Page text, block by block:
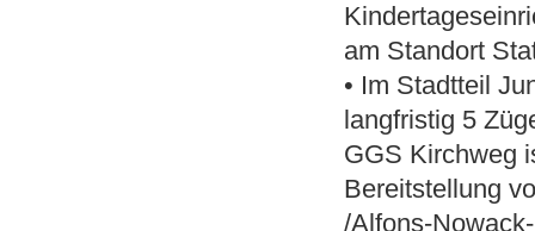
am Standort
• Im Stadtteil
langfristig 5
GGS Kirchweg
Bereitstellung
/Alfons-